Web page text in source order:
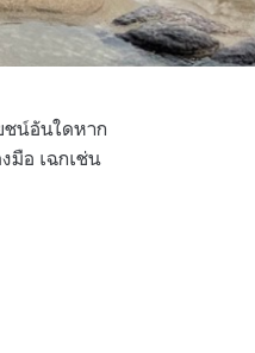
ชน์อันใดหาก
มือ เฉกเช่น